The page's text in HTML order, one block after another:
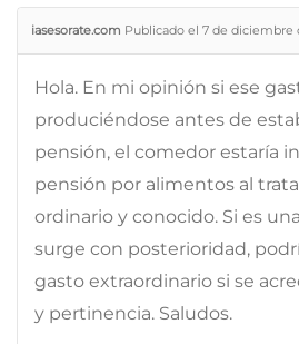
iasesorate.com Publicado el 7 de diciembre
Hola. En mi opinión si ese
produciéndose antes de
pensión, el comedor estaría
pensión por alimentos al
ordinario y conocido. Si es
surge con posterioridad,
gasto extraordinario si se
y pertinencia. Saludos.